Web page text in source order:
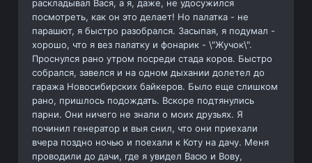
раскладывал Вася, а я, даже, не удосужился
посмотреть, как он это делает! Но палатка - не
парашют, я быстро разобрался. Засыпая, я подумал -
хорошо, что я вез палатку и фонарик - \"Жучок\".
Проснулся рано утром посреди стада коров. Быстро
собрался, завелся и на одном дыхании долетел до
гаража Новосибирских байкеров. Было еще слишком
рано, пришлось подождать. Вскоре подтянулись
парни. Они ничего не знали о моих друзьях. Я
починил генератор и выя снил, что они приехали
вчера поздно ночью и поехали к Коту на дачу. Меня
проводили до дачи, где я увидел Васю и Вову,